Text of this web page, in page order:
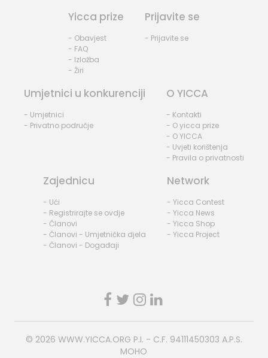
Yicca prize
- Obavjest
- FAQ
- Izložba
- Žiri
Prijavite se
- Prijavite se
Umjetnici u konkurenciji
- Umjetnici
- Privatno područje
O YICCA
- Kontakti
- O yicca prize
- O YICCA
- Uvjeti korištenja
- Pravila o privatnosti
Zajednicu
- Ući
- Registrirajte se ovdje
- Članovi
- Članovi - Umjetnička djela
- Članovi - Događaji
Network
- Yicca Contest
- Yicca News
- Yicca Shop
- Yicca Project
© 2026 WWW.YICCA.ORG P.I. - C.F. 94111450303 A.P.S.
MOHO